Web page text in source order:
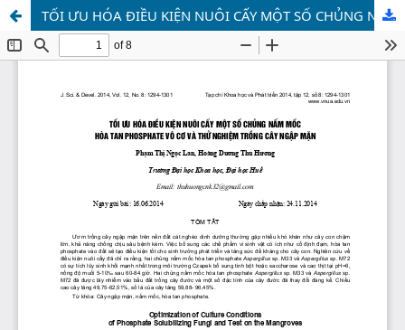
TỐI ƯU HÓA ĐIỀU KIỆN NUÔI CẤY MỘT SỐ CHỦNG NẤM MỐC HÒA TAN PHOSPHATE VÔ CƠ VÀ THỬ NGHIỆM TRỒNG CÂY NGẬP MẶN